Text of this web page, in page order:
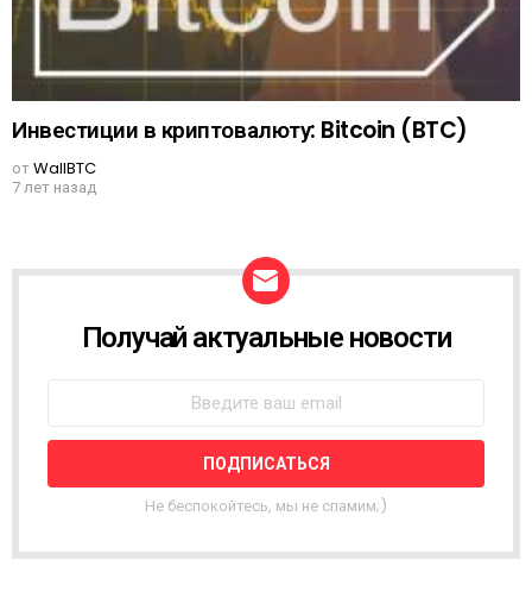
Инвестиции в криптовалюту: Bitcoin (BTC)
отWallBTC
7 лет назад
W
L
E
T
R
Получай актуальные новости
Не беспокойтесь, мы не спамим;)